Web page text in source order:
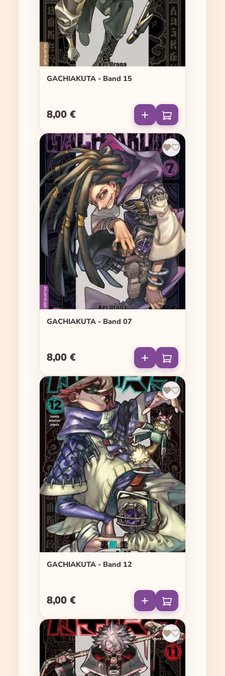
GACHIAKUTA - Band 15
Regulärer Preis:
8,00 €
GACHIAKUTA - Band 07
Regulärer Preis:
8,00 €
GACHIAKUTA - Band 12
Regulärer Preis:
8,00 €